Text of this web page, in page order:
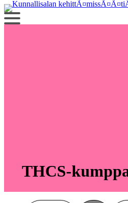
Siirry
sisältöön
THCS-